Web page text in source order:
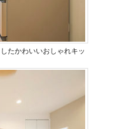
たかわいいおしゃれキッ